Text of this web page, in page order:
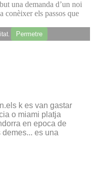
una demanda d’un noi
conèixer els passos que
Permetre
k es van gastar
o miami platja
en epoca de
es una